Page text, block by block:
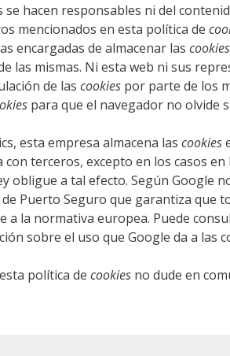
hacen responsables ni del
mencionados en esta política de
encargadas de almacenar las cookies
las mismas. Ni esta web ni sus
de las cookies por parte de los
para que el navegador no olvide
esta empresa almacena las cookies
terceros, excepto en los casos
obligue a tal efecto. Según Google
Puerto Seguro que garantiza que
a la normativa europea. Puede
sobre el uso que Google da a las
política de cookies no dude en